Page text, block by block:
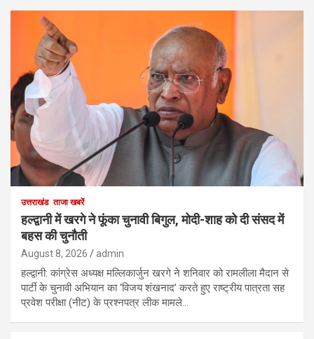
उत्तराखंड ताजा खबरें
हल्द्वानी में खरगे ने फूंका चुनावी बिगुल, मोदी-शाह को दी संसद में
बहस की चुनौती
August 8, 2026 admin
हल्द्वानी: कांग्रेस अध्यक्ष मल्लिकार्जुन खरगे ने शनिवार को रामलीला मैदान से
पार्टी के चुनावी अभियान का ‘विजय शंखनाद’ करते हुए राष्ट्रीय पात्रता सह
प्रवेश परीक्षा (नीट) के प्रश्नपत्र लीक मामले…